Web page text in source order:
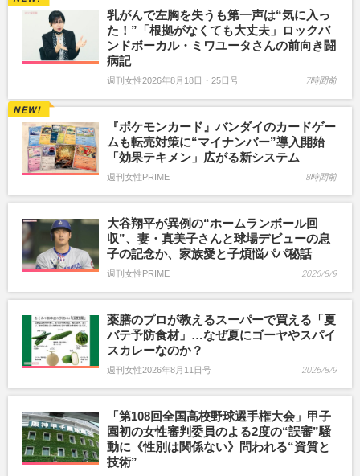
乳がんで左胸を失うも第一声は“気に入っ
た！”「根拠がなくても大丈夫」ロックバ
ンドボーカル・ミワユータさんの前向き闘
病記
週刊女性2026年8月18日・25日号 7時間前
『ポケモンカード』バンダイのカードゲー
ムも転売対策に“マイナンバー”導入開始
「効果テキメン」広がる新システム
週刊女性PRIME 8時間前
大谷翔平が異例の“ホームランボール回
収”、妻・真美子さんと球場デビューの息
子の記念か、家族愛と子煩悩パパ秘話
週刊女性PRIME 2026/8/9
薬膳のプロが教えるスーパーで買える「夏
バテ予防食材」…なぜ夏にゴーヤやスパイ
スカレーなのか？
週刊女性2026年8月11日号 2026/8/9
「第108回全国高校野球選手権大会」甲子
園初の女性審判委員のよる2度の“誤審”騒
動に《性別は関係ない》問われる“資質と
技術”